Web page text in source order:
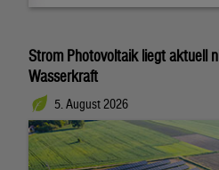
Strom Photovoltaik liegt aktuell
Wasserkraft
5. August 2026